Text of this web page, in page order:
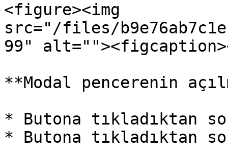
<figure><img
src="/files/
99"
**Modal pencerenin
* Butona tıkladıktan
* Butona tıkladıktan